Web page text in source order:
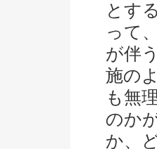
とす
って
が伴
施の
も無
のか
か、